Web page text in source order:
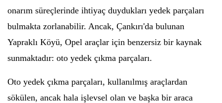
onarım süreçlerinde ihtiyaç duydukları yedek parçaları
bulmakta zorlanabilir. Ancak, Çankırı'da bulunan
Yapraklı Köyü, Opel araçlar için benzersiz bir kaynak
sunmaktadır: oto yedek çıkma parçaları.
Oto yedek çıkma parçaları, kullanılmış araçlardan
sökülen, ancak hala işlevsel olan ve başka bir araca